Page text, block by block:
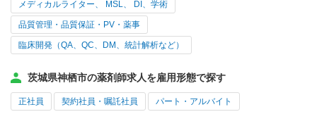
メディカルライター、 MSL、 DI、学術
品質管理・品質保証・PV・薬事
臨床開発（QA、QC、DM、統計解析など）
茨城県神栖市の薬剤師求人を雇用形態で探す
正社員 契約社員・嘱託社員 パート・アルバイト